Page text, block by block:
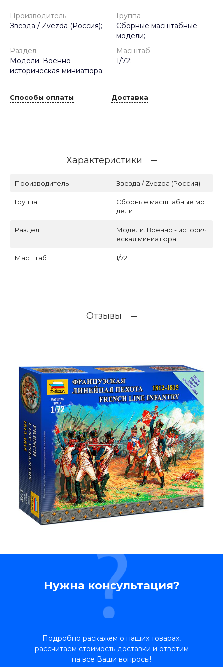
Производитель
Звезда / Zvezda (Россия);
Группа
Сборные масштабные
модели;
Раздел
Модели. Военно -
историческая миниатюра;
Масштаб
1/72;
Способы оплаты Доставка
Характеристики
Производитель Звезда / Zvezda (Россия)
Группа
Сборные масштабные мо
дели
Раздел
Модели. Военно - историч
еская миниатюра
Масштаб 1/72
Отзывы
Нужна консультация?
Подробно раскажем о наших товарах,
рассчитаем стоимость доставки и ответим
на все Ваши вопросы!